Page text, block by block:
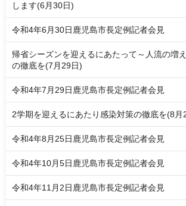
します(6月30日)
令和4年6月30日鹿児島市長定例記者会見
帰省シーズンを迎えるにあたって～人流の増
の徹底を(7月29日)
令和4年7月29日鹿児島市長定例記者会見
2学期を迎えるにあたり感染対策の徹底を(8月
令和4年8月25日鹿児島市長定例記者会見
令和4年10月5日鹿児島市長定例記者会見
令和4年11月2日鹿児島市長定例記者会見